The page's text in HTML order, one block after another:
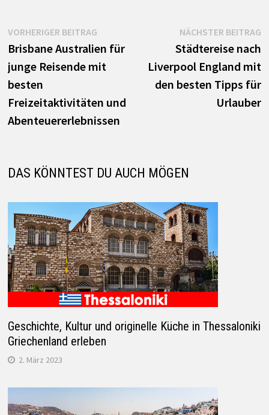
Beitrags-
Navigation
VORHERIGER BEITRAGVorheriger
Beitrag:
Brisbane Australien für
junge Reisende mit
besten
Freizeitaktivitäten und
Abenteuererlebnissen
NÄCHSTER BEITRAG
Städtereise nach
Liverpool England mit
den besten Tipps für
Urlauber
DAS KÖNNTEST DU AUCH MÖGEN
Geschichte, Kultur und originelle Küche in Thessaloniki
Griechenland erleben
2. März 2023